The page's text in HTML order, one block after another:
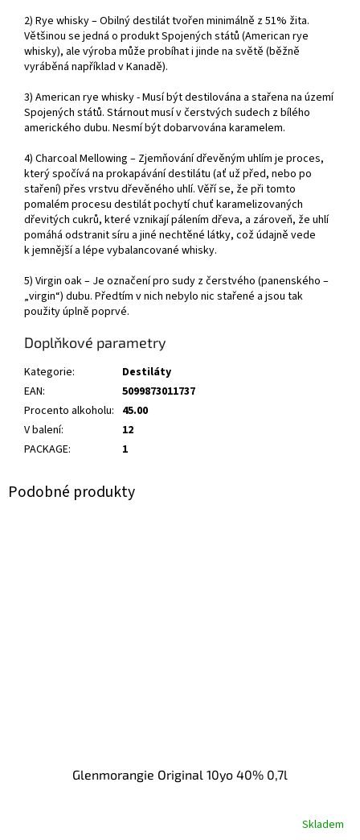
2) Rye whisky – Obilný destilát tvořen minimálně z 51% žita.
Většinou se jedná o produkt Spojených států (American rye
whisky), ale výroba může probíhat i jinde na světě (běžně
vyráběná například v Kanadě).
3) American rye whisky - Musí být destilována a stařena na území
Spojených států. Stárnout musí v čerstvých sudech z bílého
amerického dubu. Nesmí být dobarvována karamelem.
4) Charcoal Mellowing – Zjemňování dřevěným uhlím je proces,
který spočívá na prokapávání destilátu (ať už před, nebo po
staření) přes vrstvu dřevěného uhlí. Věří se, že při tomto
pomalém procesu destilát pochytí chuť karamelizovaných
dřevitých cukrů, které vznikají pálením dřeva, a zároveň, že uhlí
pomáhá odstranit síru a jiné nechtěné látky, což údajně vede
k jemnější a lépe vybalancované whisky.
5) Virgin oak – Je označení pro sudy z čerstvého (panenského –
„virgin“) dubu. Předtím v nich nebylo nic stařené a jsou tak
použity úplně poprvé.
Doplňkové parametry
Kategorie:
Destiláty
EAN:
5099873011737
Procento alkoholu: 45.00
V balení:
12
PACKAGE: 1
Glenmorangie Original 10yo 40% 0,7l
Skladem